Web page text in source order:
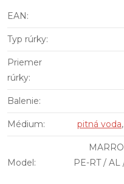
EAN:
Typ rúrky:
Priemer
rúrky:
Balenie:
Médium: pitná voda,
Model:
PE-RT / AL